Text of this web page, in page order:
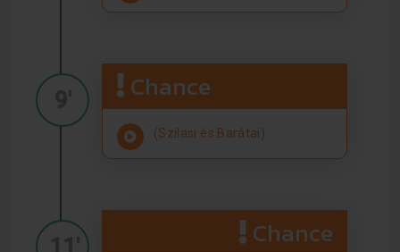
Chance
(Szilasi és Barátai)
Chance